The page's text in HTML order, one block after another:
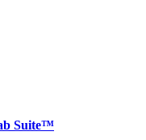
Suite™